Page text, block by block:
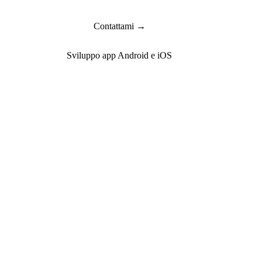
Contattami →
Sviluppo app Android e iOS